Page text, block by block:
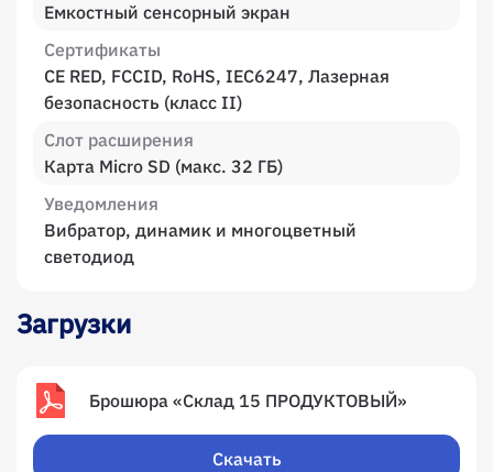
Емкостный сенсорный экран
Сертификаты
CE RED, FCCID, RoHS, IEC6247, Лазерная
безопасность (класс II)
Слот расширения
Карта Micro SD (макс. 32 ГБ)
Уведомления
Вибратор, динамик и многоцветный
светодиод
Загрузки
Брошюра «Склад 15 ПРОДУКТОВЫЙ»
Скачать